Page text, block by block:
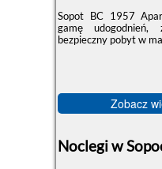
Sopot BC 1957
gamę udogodnień,
bezpieczny pobyt w
Zobacz
Noclegi w